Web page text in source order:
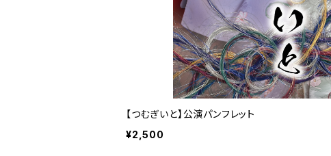
【つむぎいと】公演パンフレット
¥2,500